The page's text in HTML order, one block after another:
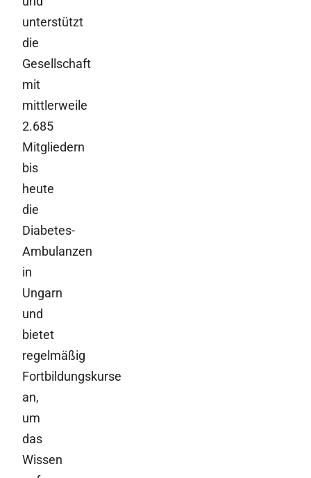
unterstützt
die
Gesellschaft
mit
mittlerweile
2.685
Mitgliedern
bis
heute
die
Diabetes-
Ambulanzen
in
Ungarn
und
bietet
regelmäßig
Fortbildungskurse
an,
um
das
Wissen